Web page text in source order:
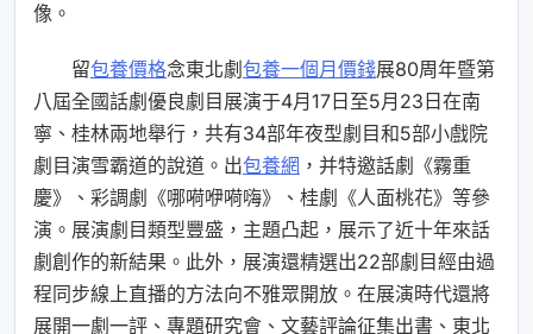
像。
留包養價格念東北劇 包養一個月價錢展80周年暨第
八屆全國話劇優良劇目展演于4月17日至5月23日在南
寧、桂林兩地舉行，共有34部年夜型劇目和5部小戲院
劇目演雪霸道的說道。出包養網 ，并特邀話劇《霧重
慶》、彩調劇《哪嗬咿嗬嗨》、桂劇《人面桃花》等參
演。展演劇目類型豐盛，主題凸起，展示了近十年來話
劇創作的新結果。此外，展演還精選出22部劇目經由過
程同步線上直播的方法向不雅眾開放。在展演時代還將
展開一劇一評、專題研究會、文藝評論征集出書、東北